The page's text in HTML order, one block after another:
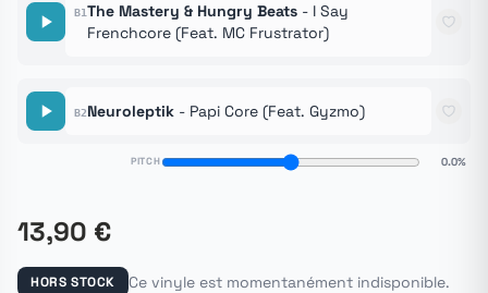
B1The Mastery & Hungry Beats - I Say
Frenchcore (Feat. MC Frustrator)
B2Neuroleptik - Papi Core (Feat. Gyzmo)
PITCH 0.0%
13,90 €
HORS STOCK Ce vinyle est momentanément indisponible.